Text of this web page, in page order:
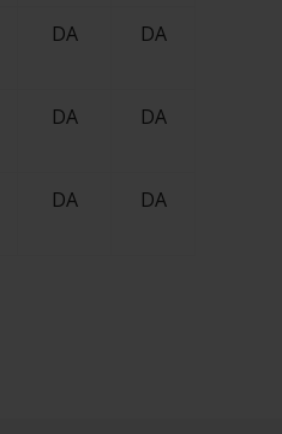
DA DA
DA DA
DA DA